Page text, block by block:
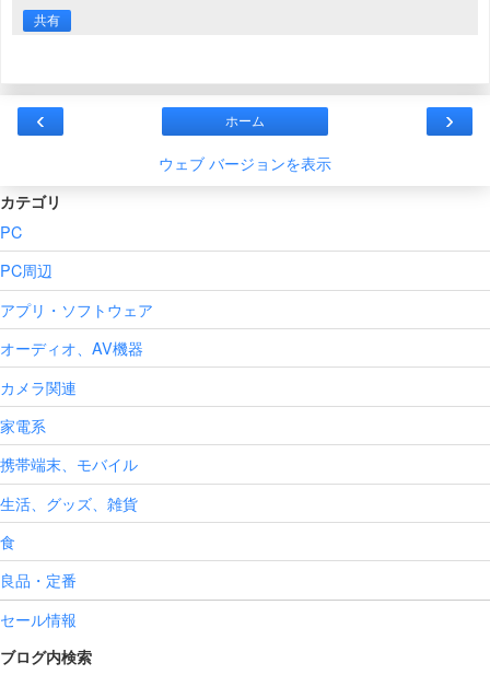
共有
‹ ›
ホーム
ウェブ バージョンを表示
カテゴリ
PC
PC周辺
アプリ・ソフトウェア
オーディオ、AV機器
カメラ関連
家電系
携帯端末、モバイル
生活、グッズ、雑貨
食
良品・定番
セール情報
ブログ内検索